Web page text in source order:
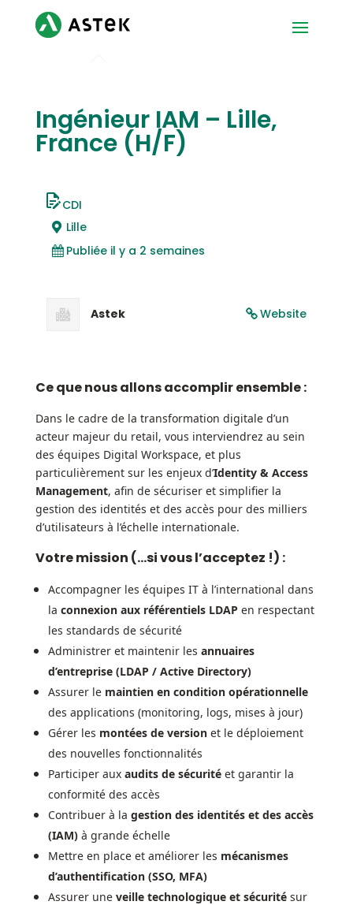
Ingénieur IAM – Lille,
France (H/F)
CDI
Lille
Publiée il y a 2 semaines
Website
Astek
Ce que nous allons accomplir ensemble :
Dans le cadre de la transformation digitale d’un
acteur majeur du retail, vous interviendrez au sein
des équipes Digital Workspace, et plus
particulièrement sur les enjeux d’Identity & Access
Management, afin de sécuriser et simplifier la
gestion des identités et des accès pour des milliers
d’utilisateurs à l’échelle internationale.
Votre mission (…si vous l’acceptez !) :
Accompagner les équipes IT à l’international dans
la connexion aux référentiels LDAP en respectant
les standards de sécurité
Administrer et maintenir les annuaires
d’entreprise (LDAP / Active Directory)
Assurer le maintien en condition opérationnelle
des applications (monitoring, logs, mises à jour)
Gérer les montées de versionet le déploiement
des nouvelles fonctionnalités
Participer aux audits de sécuritéet garantir la
conformité des accès
Contribuer à la gestion des identités et des accès
(IAM)à grande échelle
Mettre en place et améliorer les mécanismes
d’authentification (SSO, MFA)
Assurer une veille technologique et sécuritésur